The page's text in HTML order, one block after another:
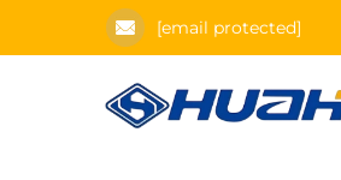
[email protected]